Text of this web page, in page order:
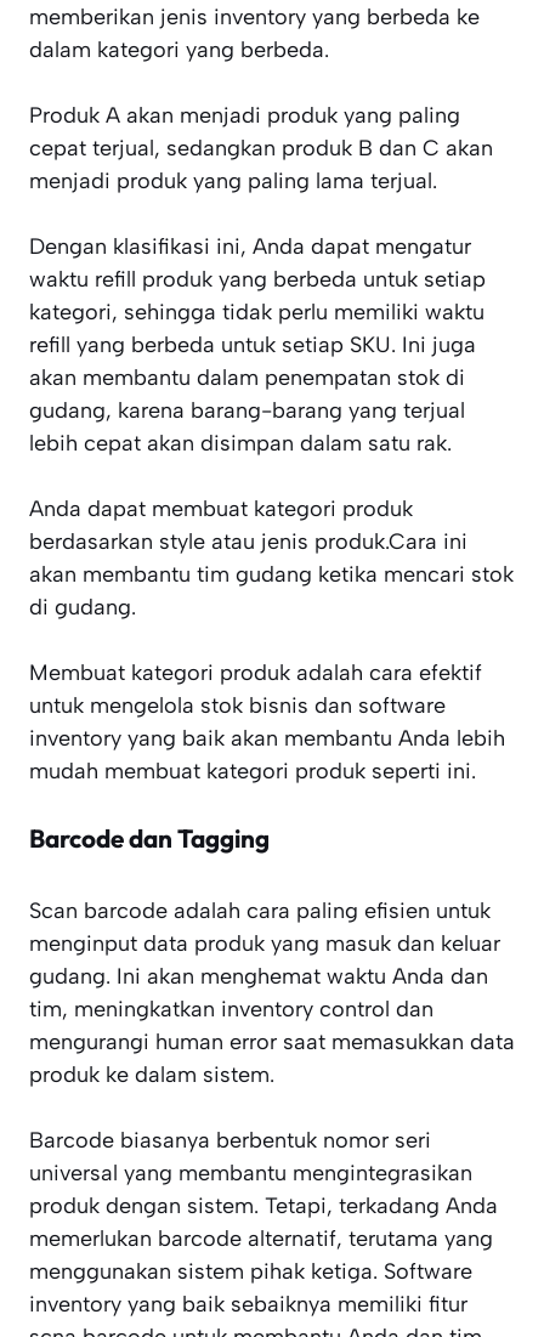
memberikan jenis inventory yang berbeda ke
dalam kategori yang berbeda.
Produk A akan menjadi produk yang paling
cepat terjual, sedangkan produk B dan C akan
menjadi produk yang paling lama terjual.
Dengan klasifikasi ini, Anda dapat mengatur
waktu refill produk yang berbeda untuk setiap
kategori, sehingga tidak perlu memiliki waktu
refill yang berbeda untuk setiap SKU. Ini juga
akan membantu dalam penempatan stok di
gudang, karena barang-barang yang terjual
lebih cepat akan disimpan dalam satu rak.
Anda dapat membuat kategori produk
berdasarkan style atau jenis produk.Cara ini
akan membantu tim gudang ketika mencari stok
di gudang.
Membuat kategori produk adalah cara efektif
untuk mengelola stok bisnis dan software
inventory yang baik akan membantu Anda lebih
mudah membuat kategori produk seperti ini.
Barcode dan Tagging
Scan barcode adalah cara paling efisien untuk
menginput data produk yang masuk dan keluar
gudang. Ini akan menghemat waktu Anda dan
tim, meningkatkan inventory control dan
mengurangi human error saat memasukkan data
produk ke dalam sistem.
Barcode biasanya berbentuk nomor seri
universal yang membantu mengintegrasikan
produk dengan sistem. Tetapi, terkadang Anda
memerlukan barcode alternatif, terutama yang
menggunakan sistem pihak ketiga. Software
inventory yang baik sebaiknya memiliki fitur